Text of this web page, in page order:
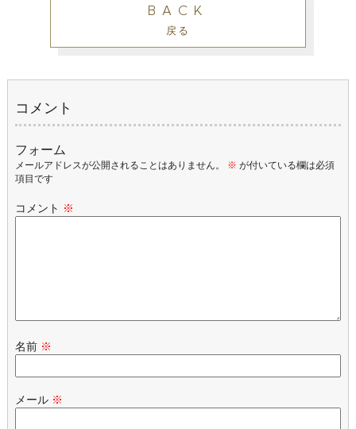
BACK
戻る
コメント
フォーム
メールアドレスが公開されることはありません。 ※ が付いている欄は必須
項目です
コメント ※
名前 ※
メール ※